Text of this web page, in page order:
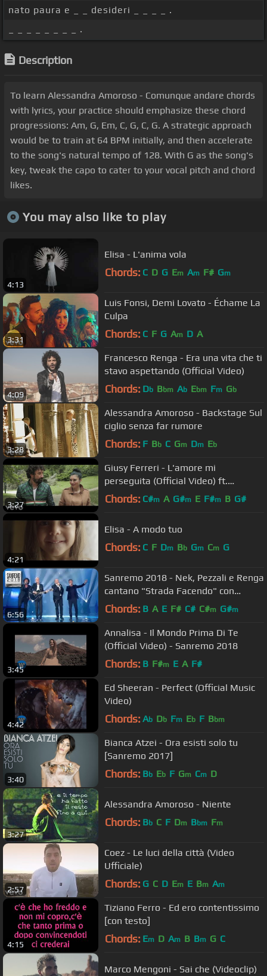
nato paura e _ _ desideri _ _ _ _ .
_ _ _ _ _ _ _ _ .
Description
To learn Alessandra Amoroso - Comunque andare chords
with lyrics, your practice should emphasize these chord
progressions: Am, G, Em, C, G, C, G. A strategic approach
would be to train at 64 BPM initially, and then accelerate
to the song's natural tempo of 128. With G as the song's
key, tweak the capo to cater to your vocal pitch and chord
likes.
You may also like to play
4:13
Elisa - L'anima vola
Chords: C D G Em Am F# Gm
3:31
Luis Fonsi, Demi Lovato - Échame La
Culpa
Chords: C F G Am D A
4:09
Francesco Renga - Era una vita che ti
stavo aspettando (Official Video)
Chords: Db Bbm Ab Ebm Fm Gb
3:28
Alessandra Amoroso - Backstage Sul
ciglio senza far rumore
Chords: F Bb C Gm Dm Eb
3:27
Giusy Ferreri - L'amore mi
perseguita (Official Video) ft.
Federico Zampaglione
Chords: C#m A G#m E F#m B G#
4:21
Elisa - A modo tuo
Chords: C F Dm Bb Gm Cm G
6:56
Sanremo 2018 - Nek, Pezzali e Renga
cantano "Strada Facendo" con
Claudio Baglioni
Chords: B A E F# C# C#m G#m
3:45
Annalisa - Il Mondo Prima Di Te
(Official Video) - Sanremo 2018
Chords: B F#m E A F#
4:42
Ed Sheeran - Perfect (Official Music
Video)
Chords: Ab Db Fm Eb F Bbm
3:40
Bianca Atzei - Ora esisti solo tu
[Sanremo 2017]
Chords: Bb Eb F Gm Cm D
3:27
Alessandra Amoroso - Niente
Chords: Bb C F Dm Bbm Fm
2:57
Coez - Le luci della città (Video
Ufficiale)
Chords: G C D Em E Bm Am
4:15
Tiziano Ferro - Ed ero contentissimo
[con testo]
Chords: Em D Am B Bm G C
Marco Mengoni - Sai che (Videoclip)